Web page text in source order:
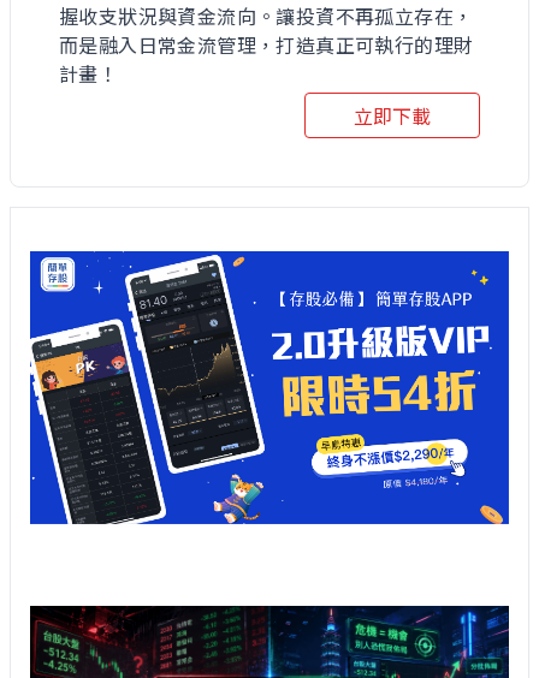
握收支狀況與資金流向。讓投資不再孤立存在，
而是融入日常金流管理，打造真正可執行的理財
計畫！
立即下載